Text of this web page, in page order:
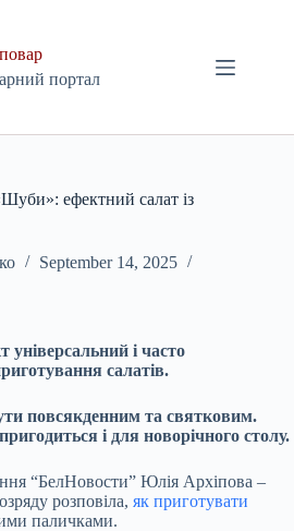
портал
ефектний салат із
September 14, 2025
універсальний і часто
салатів.
повсякденним та святковим.
і для новорічного столу.
“БелНовости” Юлія Архіпова –
розповіла, як приготувати
паличками.